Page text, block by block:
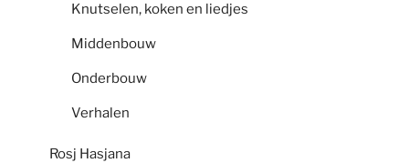
Knutselen, koken en liedjes
Middenbouw
Onderbouw
Verhalen
Rosj Hasjana